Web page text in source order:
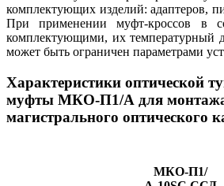
комплектующих изделий: адаптеров,
При применении муфт-кроссов в
комплектующими, их температурный
может быть ограничен параметрами
Характеристики оптической
муфты МКО-П1/А для монтажа
магистрального оптического
МКО-П1/